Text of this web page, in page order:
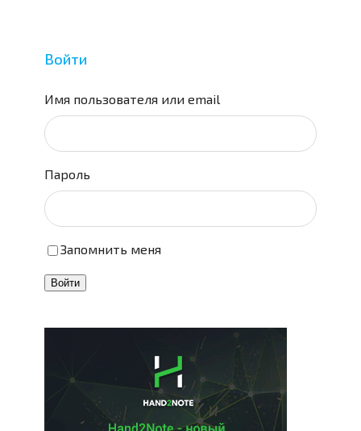
Войти
Имя пользователя или email
Пароль
Запомнить меня
Войти